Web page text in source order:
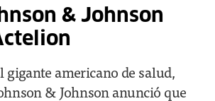
& Johnson
gigante americano de salud,
& Johnson anunció que